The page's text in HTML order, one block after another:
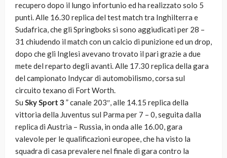
recupero dopo il lungo infortunio ed ha realizzato solo 5
punti. Alle 16.30 replica del test match tra Inghilterra e
Sudafrica, che gli Springboks si sono aggiudicati per 28 –
31 chiudendo il match con un calcio di punizione ed un drop,
dopo che gli Inglesi avevano trovato il pari grazie a due
mete del reparto degli avanti. Alle 17.30 replica della gara
del campionato Indycar di automobilismo, corsa sul
circuito texano di Fort Worth.
Su Sky Sport 3 ” canale 203″, alle 14.15 replica della
vittoria della Juventus sul Parma per 7 – 0, seguita dalla
replica di Austria – Russia, in onda alle 16.00, gara
valevole per le qualificazioni europee, che ha visto la
squadra di casa prevalere nel finale di gara contro la